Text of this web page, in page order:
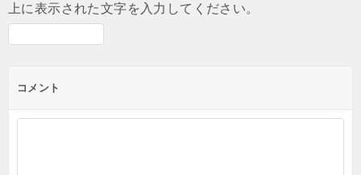
上に表示された文字を入力してください。
コメント